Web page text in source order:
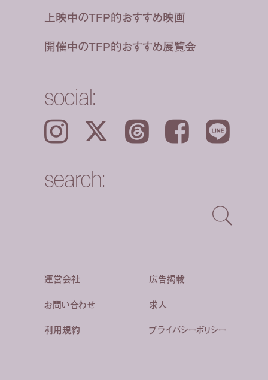
上映中のTFP的おすすめ映画
開催中のTFP的おすすめ展覧会
social:
Instagram 𝕏 Threads Facebook LINE
search:
運営会社
広告掲載
お問い合わせ
求人
利用規約 プライバシーポリシー